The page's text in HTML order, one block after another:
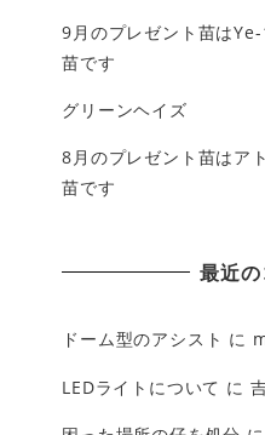
9月のプレゼント苗は
苗です
グリーンヘイズ
8月のプレゼント苗はア
苗です
最近の
ドーム型のアシスト に
LEDライトについて に